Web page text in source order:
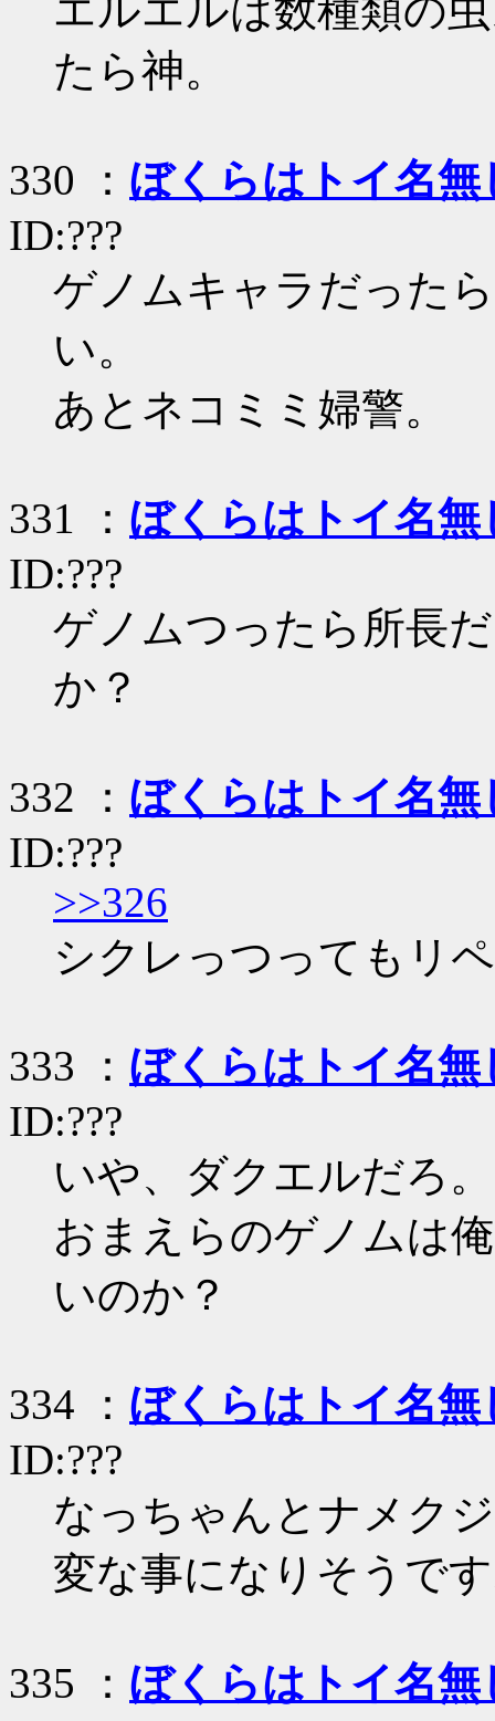
エルエルは数種類の
たら神。
330 ： ぼくらはトイ名無
ID:???
ゲノムキャラだった
い。
あとネコミミ婦警。
331 ： ぼくらはトイ名無
ID:???
ゲノムつったら所長
か？
332 ： ぼくらはトイ名無
ID:???
>>326
シクレっつってもリ
333 ： ぼくらはトイ名無
ID:???
いや、ダクエルだろ。
おまえらのゲノムは
いのか？
334 ： ぼくらはトイ名無
ID:???
なっちゃんとナメク
変な事になりそうで
335 ： ぼくらはトイ名無